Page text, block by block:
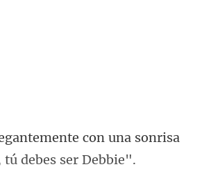
antemente con una sonrisa